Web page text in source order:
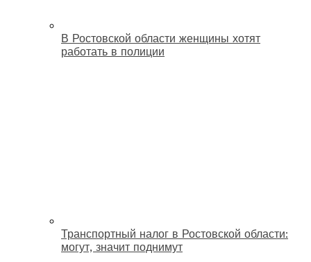
В Ростовской области женщины хотят
работать в полиции
Транспортный налог в Ростовской области:
могут, значит поднимут